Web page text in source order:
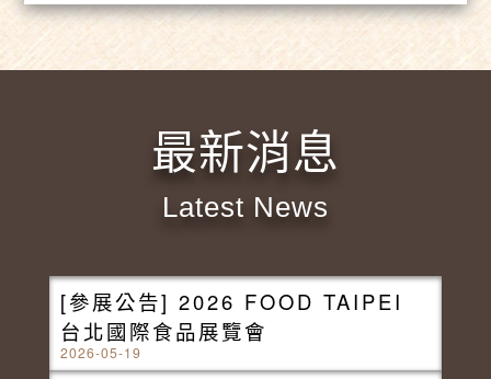
最新消息
Latest News
[參展公告] 2026 FOOD TAIPEI
台北國際食品展覽會
2026-05-19